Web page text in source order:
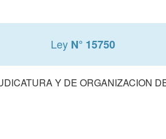
Ley N° 15750
Y DE ORGANIZACION